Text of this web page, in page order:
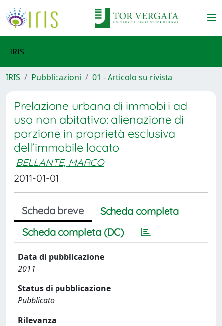
IRIS
IRIS Pubblicazioni 01 - Articolo su rivista
Prelazione urbana di immobili ad
uso non abitativo: alienazione di
porzione in proprietà esclusiva
dell’immobile locato
BELLANTE, MARCO
2011-01-01
Scheda breve
Scheda completa
Scheda completa (DC)
Data di pubblicazione
2011
Status di pubblicazione
Pubblicato
Rilevanza